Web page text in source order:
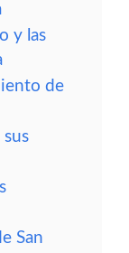
y las
de
San